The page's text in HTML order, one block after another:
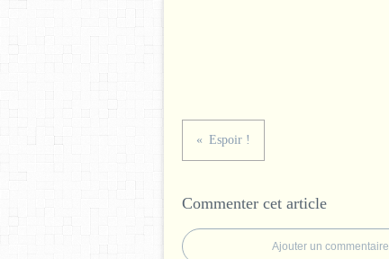
Espoir !
Commenter cet article
Ajouter un commentaire